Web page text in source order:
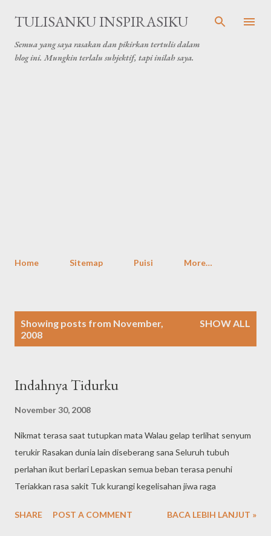
Skip to main content
TULISANKU INSPIRASIKU
Semua yang saya rasakan dan pikirkan tertulis dalam
blog ini. Mungkin terlalu subjektif, tapi inilah saya.
Home Sitemap Puisi More…
Showing posts from November,
2008
SHOW ALL
Indahnya Tidurku
November 30, 2008
Nikmat terasa saat tutupkan mata Walau gelap terlihat senyum
terukir Rasakan dunia lain diseberang sana Seluruh tubuh
perlahan ikut berlari Lepaskan semua beban terasa penuhi
Teriakkan rasa sakit Tuk kurangi kegelisahan jiwa raga
SHARE POST A COMMENT BACA LEBIH LANJUT »